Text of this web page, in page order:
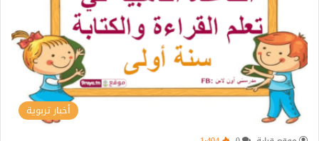
أخبار تربوية